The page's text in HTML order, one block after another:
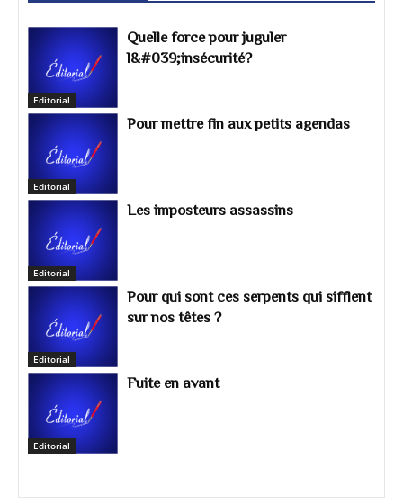
Editorial
Quelle force pour juguler
l&#039;insécurité?
Editorial
Pour mettre fin aux petits agendas
Editorial
Les imposteurs assassins
Editorial
Pour qui sont ces serpents qui sifflent
sur nos têtes ?
Editorial
Fuite en avant